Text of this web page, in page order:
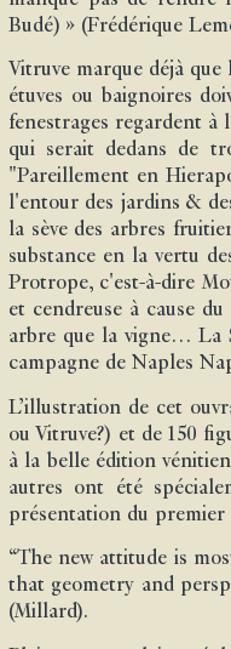
Budé) » (Frédérique
Vitruve marque déjà
étuves ou baignoires
fenestrages regardent
qui serait dedans de
"Pareillement en
l'entour des jardins &
la sève des arbres
substance en la vertu
Protrope, c'est-à-dire
et cendreuse à cause
arbre que la vigne… La
campagne de Naples
L’illustration de cet
ou Vitruve?) et de 150
à la belle édition
autres ont été
présentation du premier
“The new attitude is
that geometry and
(Millard).